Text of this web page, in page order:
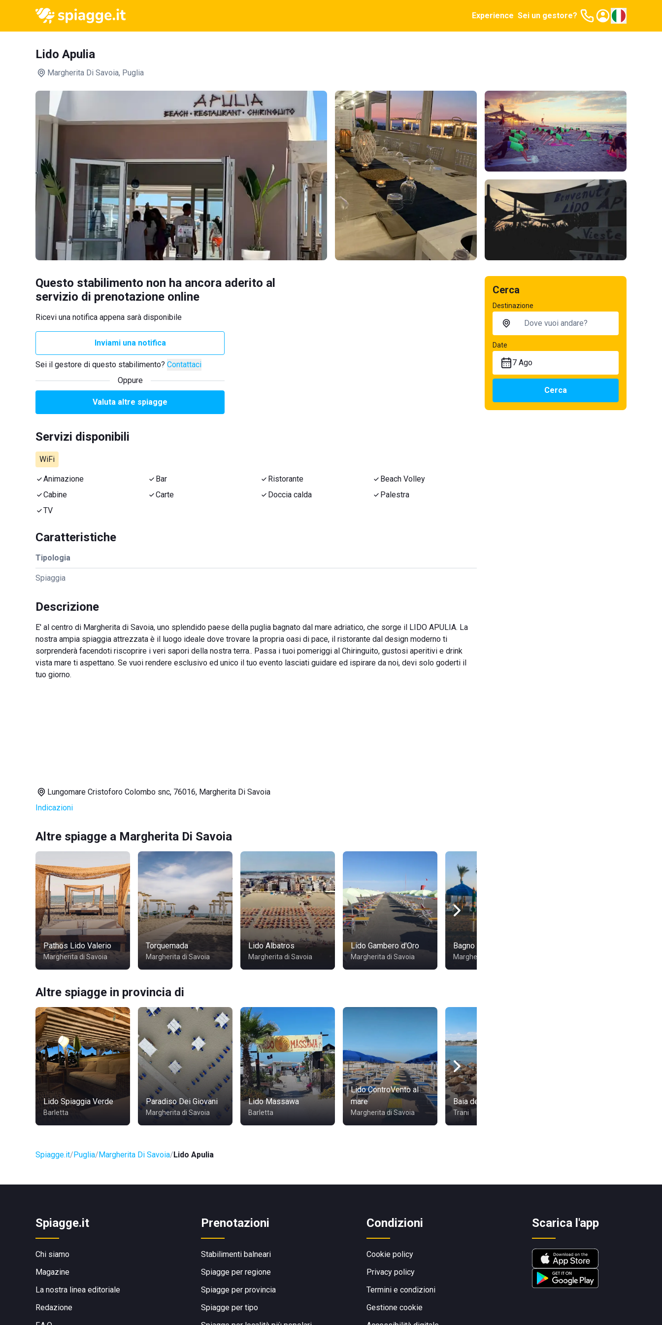
Experience Sei un gestore?
Lido Apulia
Margherita Di Savoia, Puglia
Questo stabilimento non ha ancora aderito al
servizio di prenotazione online
Ricevi una notifica appena sarà disponibile
Inviami una notifica
Sei il gestore di questo stabilimento? Contattaci
Oppure
Valuta altre spiagge
Servizi disponibili
WiFi
Animazione Bar Ristorante
Beach Volley
Cabine
Carte Doccia calda
Palestra
TV
Caratteristiche
Tipologia
Spiaggia
Descrizione
E' al centro di Margherita di Savoia, uno splendido paese della puglia bagnato dal mare adriatico, che sorge il LIDO APULIA. La
nostra ampia spiaggia attrezzata è il luogo ideale dove trovare la propria oasi di pace, il ristorante dal design moderno ti
sorprenderà facendoti riscoprire i veri sapori della nostra terra.. Passa i tuoi pomeriggi al Chiringuito, gustosi aperitivi e drink
vista mare ti aspettano. Se vuoi rendere esclusivo ed unico il tuo evento lasciati guidare ed ispirare da noi, devi solo goderti il
tuo giorno.
Lungomare Cristoforo Colombo snc, 76016, Margherita Di Savoia
Indicazioni
Altre spiagge a Margherita Di Savoia
Pathos Lido Valerio
Margherita di Savoia
Torquemada
Margherita di Savoia
Lido Albatros
Margherita di Savoia
Lido Gambero d'Oro
Margherita di Savoia
Bagno 72
Margherita di Savoia
Altre spiagge in provincia di
Lido Spiaggia Verde
Barletta
Paradiso Dei Giovani
Margherita di Savoia
Lido Massawa
Barletta
Lido ControVento al
mare
Margherita di Savoia
Baia dei Pescatori
Trani
Spiagge.it Puglia Margherita Di Savoia Lido Apulia
Cerca
Destinazione
Date
7 Ago
Cerca
Spiagge.it
Chi siamo
Magazine
La nostra linea editoriale
Redazione
Prenotazioni
Stabilimenti balneari
Spiagge per regione
Spiagge per provincia
Spiagge per tipo
Condizioni
Cookie policy
Privacy policy
Termini e condizioni
Gestione cookie
Scarica l'app